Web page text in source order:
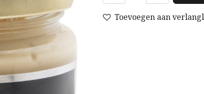
Toevoegen aan